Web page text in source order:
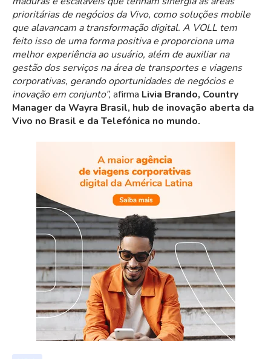
prioritárias de negócios da Vivo, como soluções mobile
que alavancam a transformação digital. A VOLL tem
feito isso de uma forma positiva e proporciona uma
melhor experiência ao usuário, além de auxiliar na
gestão dos serviços na área de transportes e viagens
corporativas, gerando oportunidades de negócios e
inovação em conjunto”, afirma Livia Brando, Country
Manager da Wayra Brasil, hub de inovação aberta da
Vivo no Brasil e da Telefónica no mundo.